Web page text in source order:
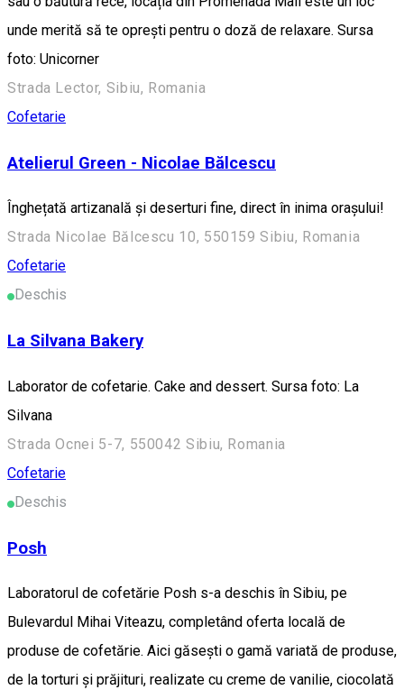
unde merită să te oprești pentru o doză de relaxare. Sursa
foto: Unicorner
Strada Lector, Sibiu, Romania
Cofetarie
Atelierul Green - Nicolae Bălcescu
Înghețată artizanală și deserturi fine, direct în inima orașului!
Strada Nicolae Bălcescu 10, 550159 Sibiu, Romania
Cofetarie
Deschis
La Silvana Bakery
Laborator de cofetarie. Cake and dessert. Sursa foto: La
Silvana
Strada Ocnei 5-7, 550042 Sibiu, Romania
Cofetarie
Deschis
Posh
Laboratorul de cofetărie Posh s-a deschis în Sibiu, pe
Bulevardul Mihai Viteazu, completând oferta locală de
produse de cofetărie. Aici găsești o gamă variată de produse,
de la torturi și prăjituri, realizate cu creme de vanilie, ciocolată